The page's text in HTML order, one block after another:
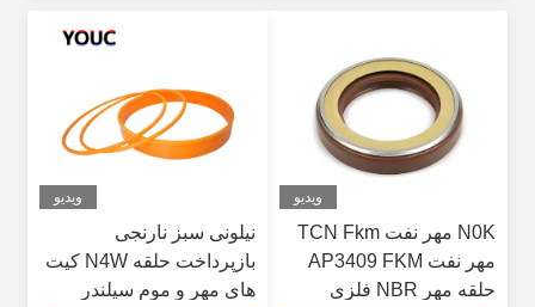
ویدیو
N0K مهر نفت TCN Fkm
مهر نفت AP3409 FKM
حلقه مهر NBR فلزی
ویدیو
نیلونی سبز نارنجی
بازپرداخت حلقه N4W کیت
های مهر و موم سیلندر